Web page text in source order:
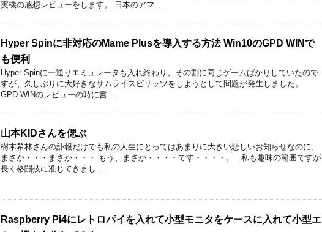
実機の感想レビューをします。 日本のアマ …
Hyper Spinに非対応のMame Plusを導入する方法 Win10のGPD WINで
も便利
Hyper Spinに一通りエミュレータも入れ終わり、その割に同じゲームばかりしていたので
すが、久しぶりに大好きなサムライスピリッツをしようとして問題が発生しました。
GPD WINのレビューの時に書 …
山本KIDさんを偲ぶ
樹木希林さんの訃報だけでも私の人生にとってはあまりに大きい悲しいお知らせなのに、
まさか・・・まさか・・・ もう、まさか・・・・です・・・・。 私も趣味の範囲ですが
長く格闘技に准じてきまし …
Raspberry Pi4にレトロパイを入れて小型モニタをケースに入れて小型エ